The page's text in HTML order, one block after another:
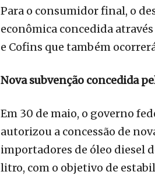
Para o consumidor final, o
econômica concedida
e Cofins que também
Nova subvenção concedida
Em 30 de maio, o governo
autorizou a concessão de
importadores de óleo diesel
litro, com o objetivo de